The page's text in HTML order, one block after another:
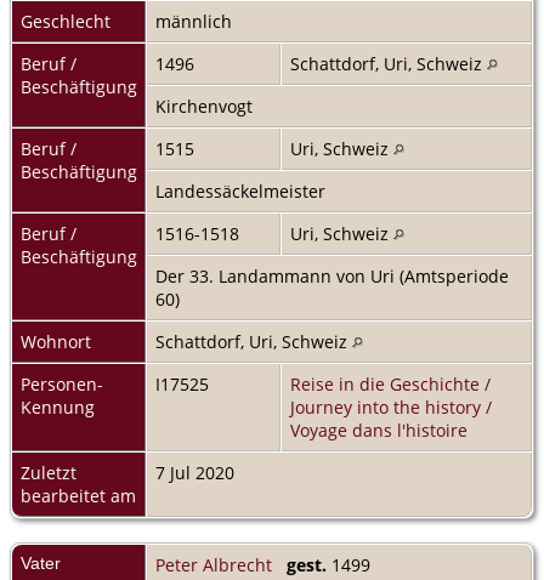
Geschlecht
männlich
Beruf /
Beschäftigung
1496
Schattdorf, Uri, Schweiz
Kirchenvogt
Beruf /
Beschäftigung
1515
Uri, Schweiz
Landessäckelmeister
Beruf /
Beschäftigung
1516-1518
Uri, Schweiz
Der 33. Landammann von Uri (Amtsperiode
60)
Wohnort
Schattdorf, Uri, Schweiz
Personen-
Kennung
I17525
Reise in die Geschichte /
Journey into the history /
Voyage dans l'histoire
Zuletzt
bearbeitet am
7 Jul 2020
Vater Peter Albrecht gest. 1499